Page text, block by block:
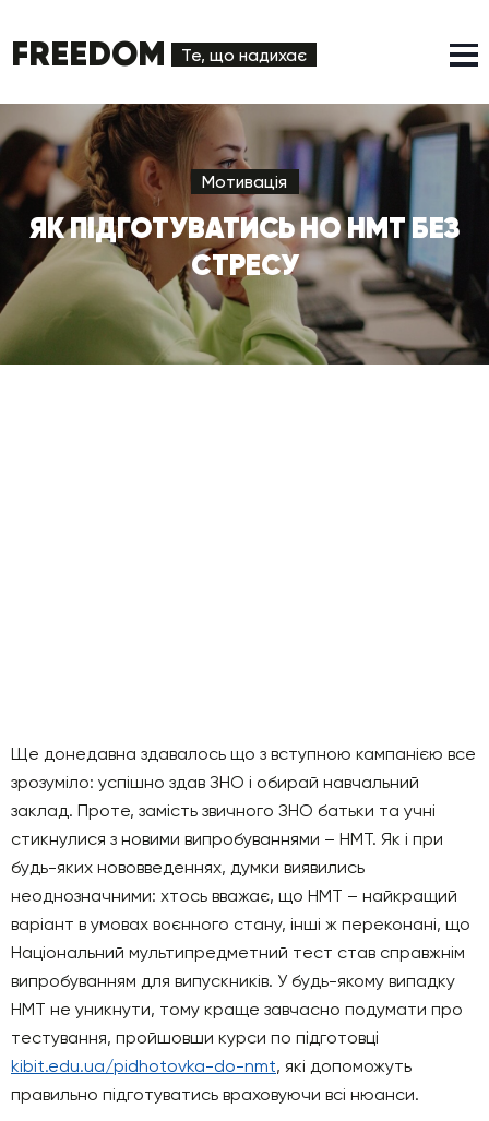
FREEDOM Те, що надихає
Мотивація
ЯК ПІДГОТУВАТИСЬ НО НМТ БЕЗ
СТРЕСУ
Ще донедавна здавалось що з вступною кампанією все
зрозуміло: успішно здав ЗНО і обирай навчальний
заклад. Проте, замість звичного ЗНО батьки та учні
стикнулися з новими випробуваннями – НМТ. Як і при
будь-яких нововведеннях, думки виявились
неоднозначними: хтось вважає, що НМТ – найкращий
варіант в умовах воєнного стану, інші ж переконані, що
Національний мультипредметний тест став справжнім
випробуванням для випускників. У будь-якому випадку
НМТ не уникнути, тому краще завчасно подумати про
тестування, пройшовши курси по підготовці
kibit.edu.ua/pidhotovka-do-nmt, які допоможуть
правильно підготуватись враховуючи всі нюанси.